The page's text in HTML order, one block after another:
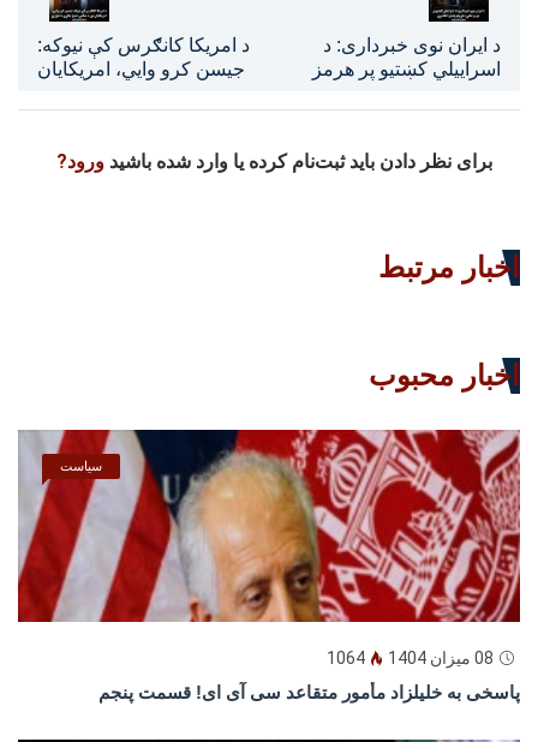
د ایران نوی خبرداری: د
اسراییلي کښتیو پر هرمز
د امریکا کانګرس کې نیوکه:
جیسن کرو وایي، امریکایان
غواړي
برای نظر دادن باید ثبت‌نام کرده یا وارد شده باشیدورود?
اخبار مرتبط
اخبار محبوب
سیاست
08 میزان 1404 1064
پاسخى به خليلزاد مأمور متقاعد سى آى اى! قسمت پنجم